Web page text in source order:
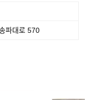
파대로 570